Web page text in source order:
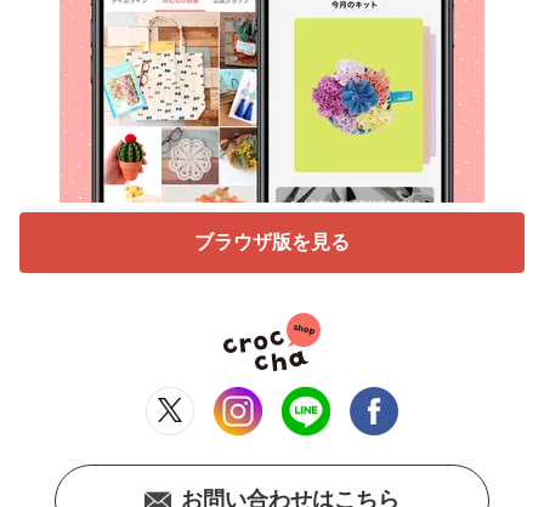
ブラウザ版を見る
お問い合わせはこちら